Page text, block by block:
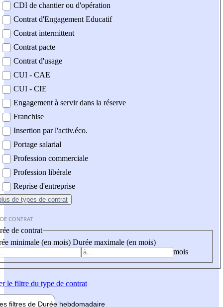
CDI de chantier ou d'opération
Contrat d'Engagement Educatif
Contrat intermittent
Contrat pacte
Contrat d'usage
CUI - CAE
CUI - CIE
Engagement à servir dans la réserve
Franchise
Insertion par l'activ.éco.
Portage salarial
Profession commerciale
Profession libérale
Reprise d'entreprise
de types de contrat
CONTRAT
de contrat
minimale (en mois) Durée maximale (en mois)
mois
le filtre du type de contrat
filtres de Durée hebdomadaire